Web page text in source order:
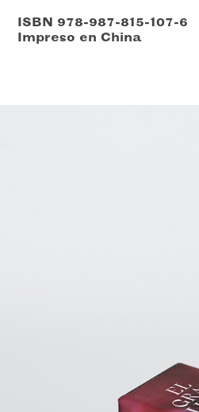
ISBN 978-987-815-107-6
Impreso en China